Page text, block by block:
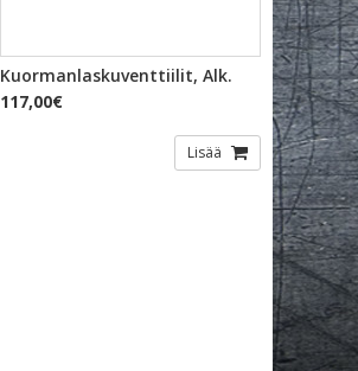
PIKAKATSELU
Kuormanlaskuventtiilit, Alk.
117,00€
Lisää